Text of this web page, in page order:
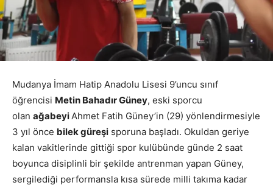
Mudanya İmam Hatip Anadolu Lisesi 9’uncu sınıf
öğrencisi Metin Bahadır Güney, eski sporcu
olan ağabeyi Ahmet Fatih Güney’in (29) yönlendirmesiyle
3 yıl önce bilek güreşi sporuna başladı. Okuldan geriye
kalan vakitlerinde gittiği spor kulübünde günde 2 saat
boyunca disiplinli bir şekilde antrenman yapan Güney,
sergilediği performansla kısa sürede milli takıma kadar